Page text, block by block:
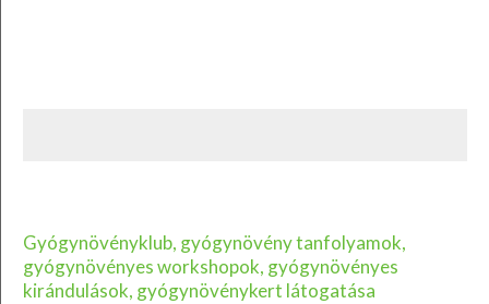
Gyógynövényklub, gyógynövény tanfolyamok,
gyógynövényes workshopok, gyógynövényes
kirándulások, gyógynövénykert látogatása